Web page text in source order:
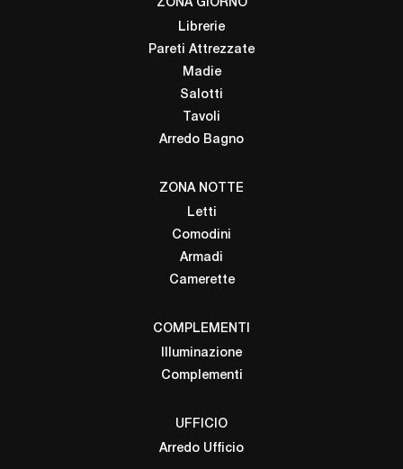
ZONA GIORNO
Librerie
Pareti Attrezzate
Madie
Salotti
Tavoli
Arredo Bagno
ZONA NOTTE
Letti
Comodini
Armadi
Camerette
COMPLEMENTI
Illuminazione
Complementi
UFFICIO
Arredo Ufficio